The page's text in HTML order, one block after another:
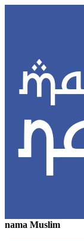
nama Muslim